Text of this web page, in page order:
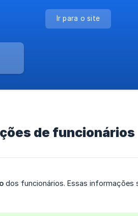
Ir para o site
de funcionários
dos funcionários. Essas informações